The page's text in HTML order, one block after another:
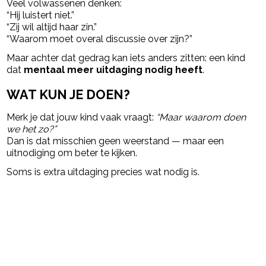
Veel volwassenen denken:
“Hij luistert niet.”
“Zij wil altijd haar zin.”
“Waarom moet overal discussie over zijn?”
Maar achter dat gedrag kan iets anders zitten: een kind
dat mentaal meer uitdaging nodig heeft.
WAT KUN JE DOEN?
Merk je dat jouw kind vaak vraagt: “Maar waarom doen
we het zo?”
Dan is dat misschien geen weerstand — maar een
uitnodiging om beter te kijken.
Soms is extra uitdaging precies wat nodig is.